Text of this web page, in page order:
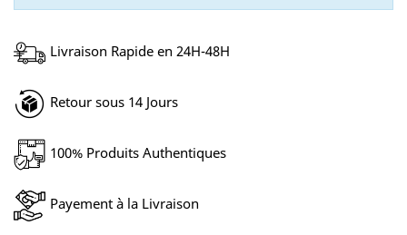
Livraison Rapide en 24H-48H
Retour sous 14 Jours
100% Produits Authentiques
Payement à la Livraison